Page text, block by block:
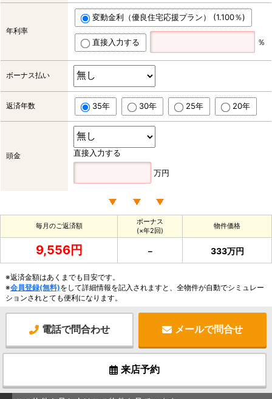
年利率
変動金利（優良住宅応援プラン） (1.100％)
直接入力する ％
ボーナス払い
返済年数 35年 30年 25年 20年
頭金 直接入力する
万円
毎月のご返済額
ボーナス
(×年2回)
物件価格
9,556円 － 333万円
※返済金額はあくまでも目安です。
※会員登録(無料)をして詳細情報を記入されますと、全物件が自動でシミュレー
ションされとても便利になります。
電話で問合わせ メールで問合せ
来店予約